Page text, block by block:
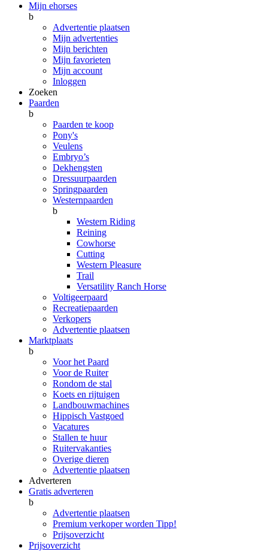
Mijn ehorses
b
Advertentie plaatsen
Mijn advertenties
Mijn berichten
Mijn favorieten
Mijn account
Inloggen
Zoeken
Paarden
b
Paarden te koop
Pony's
Veulens
Embryo’s
Dekhengsten
Dressuurpaarden
Springpaarden
Westernpaarden
b
Western Riding
Reining
Cowhorse
Cutting
Western Pleasure
Trail
Versatility Ranch Horse
Voltigeerpaard
Recreatiepaarden
Verkopers
Advertentie plaatsen
Marktplaats
b
Voor het Paard
Voor de Ruiter
Rondom de stal
Koets en rijtuigen
Landbouwmachines
Hippisch Vastgoed
Vacatures
Stallen te huur
Ruitervakanties
Overige dieren
Advertentie plaatsen
Adverteren
Gratis adverteren
b
Advertentie plaatsen
Premium verkoper worden Tipp!
Prijsoverzicht
Prijsoverzicht